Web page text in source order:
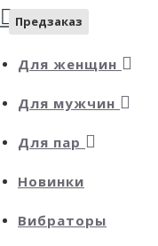
Для женщин
Для мужчин
Для пар
Новинки
Вибраторы
Предзаказ